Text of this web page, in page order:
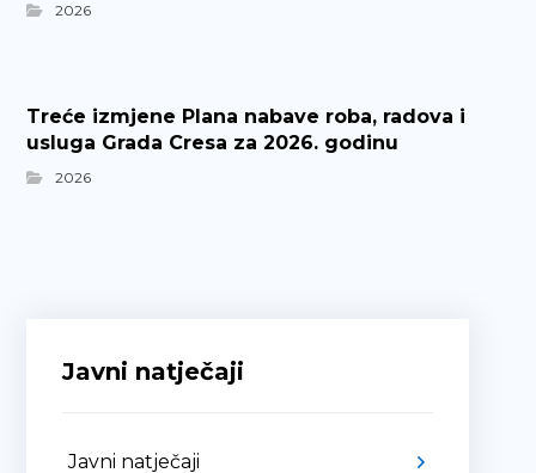
2026
Treće izmjene Plana nabave roba, radova i
usluga Grada Cresa za 2026. godinu
2026
Javni natječaji
Javni natječaji